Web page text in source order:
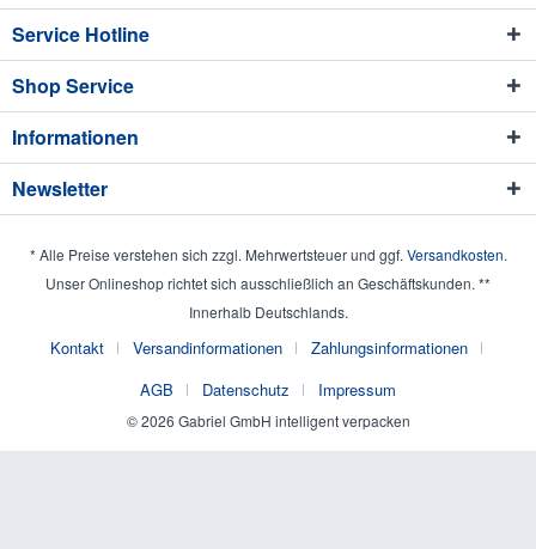
Service Hotline
Shop Service
Informationen
Newsletter
* Alle Preise verstehen sich zzgl. Mehrwertsteuer und ggf. Versandkosten.
Unser Onlineshop richtet sich ausschließlich an Geschäftskunden. **
Innerhalb Deutschlands.
Kontakt Versandinformationen
Zahlungsinformationen
AGB
Datenschutz Impressum
© 2026 Gabriel GmbH intelligent verpacken